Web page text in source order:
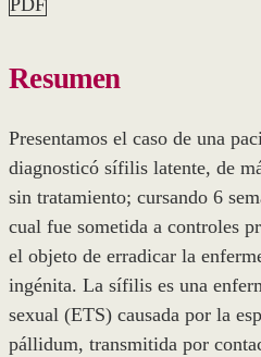
PDF
Resumen
Presentamos el caso de una
diagnosticó sífilis latente, de
sin tratamiento; cursando 6
cual fue sometida a controles
el objeto de erradicar la
ingénita. La sífilis es una
sexual (ETS) causada por la
pállidum, transmitida por